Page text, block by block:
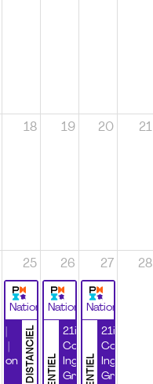
18 19 20 21
25
National
DISTANCIEL
26
National
21ième
Congrès
Ingénierie
Grands
27
National
21ième
Congrès
Ingénierie
Grands
28